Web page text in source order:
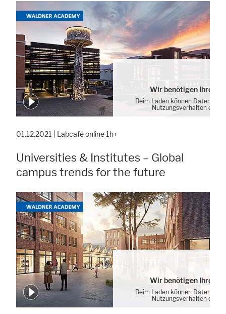
Wir benötigen Ihre
Beim Laden können Daten von
Nutzungsverhalten
01.12.2021 | Labcafé online 1h+
Universities & Institutes – Global
campus trends for the future
Wir benötigen Ihre
Beim Laden können Daten von
Nutzungsverhalten